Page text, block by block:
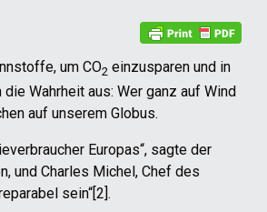
um CO2 einzusparen und in
Wahrheit aus: Wer ganz auf Wind
auf unserem Globus.
Europas“, sagte der
und Charles Michel, Chef des
sein“[2].